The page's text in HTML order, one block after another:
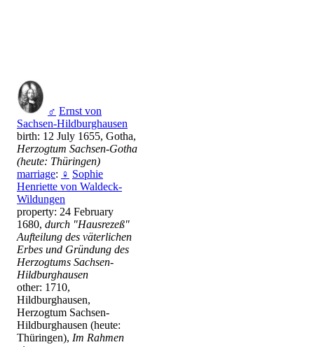
♂ Ernst von
Sachsen-Hildburghausen
birth: 12 July 1655, Gotha,
Herzogtum Sachsen-Gotha
(heute: Thüringen)
marriage: ♀ Sophie
Henriette von Waldeck-
Wildungen
property: 24 February
1680, durch "Hausrezeß"
Aufteilung des väterlichen
Erbes und Gründung des
Herzogtums Sachsen-
Hildburghausen
other: 1710,
Hildburghausen,
Herzogtum Sachsen-
Hildburghausen (heute:
Thüringen), Im Rahmen